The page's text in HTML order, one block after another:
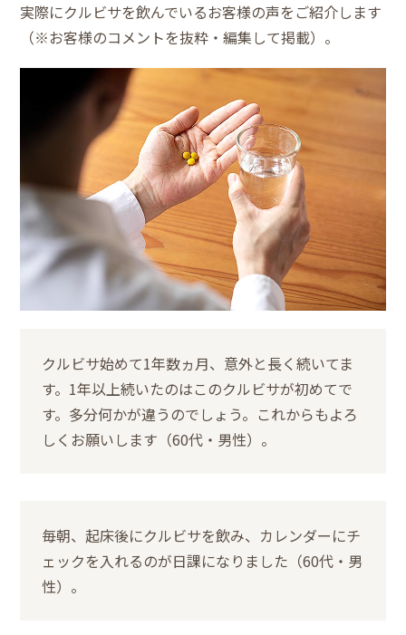
実際にクルビサを飲んでいるお客様の声をご紹介します
（※お客様のコメントを抜粋・編集して掲載）。
クルビサ始めて1年数ヵ月、意外と長く続いてま
す。1年以上続いたのはこのクルビサが初めてで
す。多分何かが違うのでしょう。これからもよろ
しくお願いします（60代・男性）。
毎朝、起床後にクルビサを飲み、カレンダーにチ
ェックを入れるのが日課になりました（60代・男
性）。